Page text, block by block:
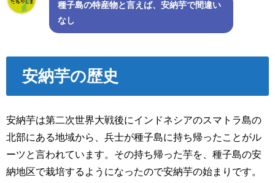
種子島の特産物と言えば、安納芋で間違い
なし
安納芋の歴史
安納芋は第二次世界大戦後にインドネシアのスマトラ島の
北部にある地域から、兵士が種子島に持ち帰ったことがル
ーツと言われています。その持ち帰った芋を、種子島の安
納地区で栽培するようになったので安納芋の始まりです。